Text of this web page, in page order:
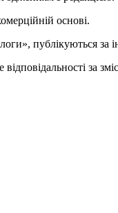
основі.
публікуються за
за